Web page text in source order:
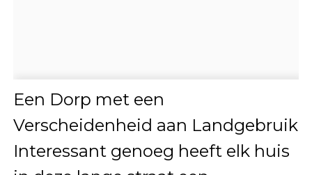
Een Dorp met een
Verscheidenheid aan Landgebruik
Interessant genoeg heeft elk huis